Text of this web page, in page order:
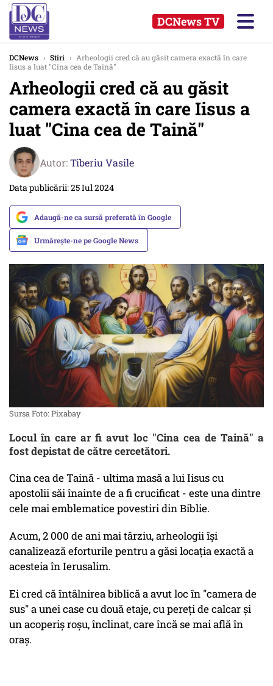
DCNews TV
DCNews › Stiri › Arheologii cred că au găsit camera exactă în care
Iisus a luat "Cina cea de Taină"
Arheologii cred că au găsit
camera exactă în care Iisus a
luat "Cina cea de Taină"
Autor:Tiberiu Vasile
Data publicării: 25 Iul 2024
Adaugă-ne ca sursă preferată în Google
Urmărește-ne pe Google News
Sursa Foto: Pixabay
Locul în care ar fi avut loc "Cina cea de Taină" a
fost depistat de către cercetători.
Cina cea de Taină - ultima masă a lui Iisus cu
apostolii săi înainte de a fi crucificat - este una dintre
cele mai emblematice povestiri din Biblie.
Acum, 2 000 de ani mai târziu, arheologii își
canalizează eforturile pentru a găsi locația exactă a
acesteia în Ierusalim.
Ei cred că întâlnirea biblică a avut loc în "camera de
sus" a unei case cu două etaje, cu pereți de calcar și
un acoperiș roșu, înclinat, care încă se mai află în
oraș.